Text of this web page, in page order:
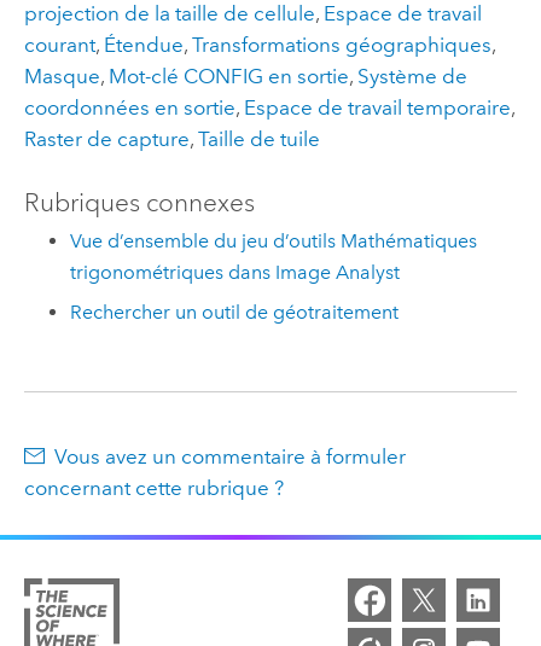
projection de la taille de cellule, Espace de travail
courant, Étendue, Transformations géographiques,
Masque, Mot-clé CONFIG en sortie, Système de
coordonnées en sortie, Espace de travail temporaire,
Raster de capture, Taille de tuile
Rubriques connexes
Vue d’ensemble du jeu d’outils Mathématiques
trigonométriques dans Image Analyst
Rechercher un outil de géotraitement
Vous avez un commentaire à formuler
concernant cette rubrique ?